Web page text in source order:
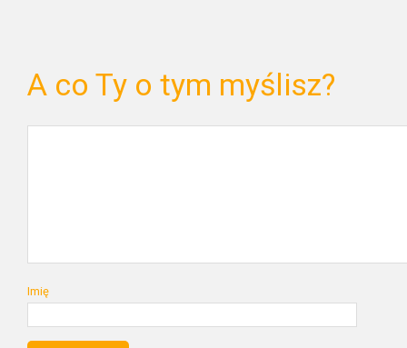
A co Ty o tym myślisz?
Imię